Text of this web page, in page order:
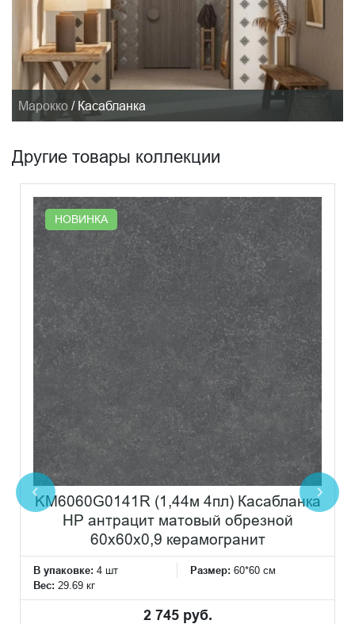
Марокко / Касабланка
Другие товары коллекции
НОВИНКА
KM6060G0141R (1,44м 4пл) Касабланка
HP антрацит матовый обрезной
60x60x0,9 керамогранит
В упаковке: 4 шт Размер: 60*60 см
Вес: 29.69 кг
2 745 руб.